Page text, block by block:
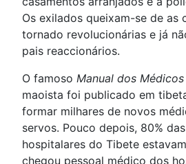
Os exilados queixam-se de as
tornado revolucionárias e já
pais reaccionários.
O famoso Manual dos
maoista foi publicado em
formar milhares de novos
servos. Pouco depois, 80%
hospitalares do Tibete
chegou pessoal médico dos